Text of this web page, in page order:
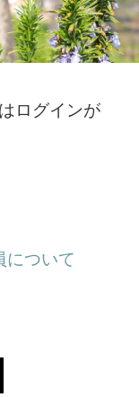
ログインが
について